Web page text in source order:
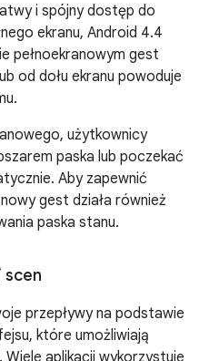
i spójny dostęp do
ekranu, Android 4.4
pełnoekranowym gest
od dołu ekranu powoduje
użytkownicy
paska lub poczekać
Aby zapewnić
gest działa również
paska stanu.
scen
przepływy na podstawie
które umożliwiają
Wiele aplikacji wykorzystuje